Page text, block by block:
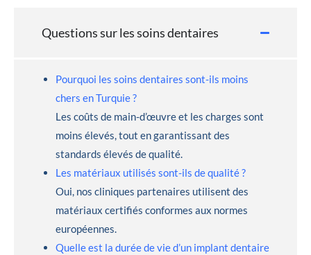
Questions sur les soins dentaires
Pourquoi les soins dentaires sont-ils moins
chers en Turquie ?
Les coûts de main-d’œuvre et les charges sont
moins élevés, tout en garantissant des
standards élevés de qualité.
Les matériaux utilisés sont-ils de qualité ?
Oui, nos cliniques partenaires utilisent des
matériaux certifiés conformes aux normes
européennes.
Quelle est la durée de vie d’un implant dentaire